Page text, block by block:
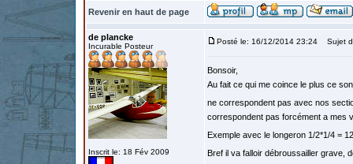
Revenir en haut de page
de plancke
Incurable Posteur
Inscrit le: 18 Fév 2009
Posté le: 16/12/2014 23:24 Sujet
Bonsoir,
Au fait ce qui me coince le plus ce
ne correspondent pas avec nos
correspondent pas forcément a mes
Exemple avec le longeron 1/2*1/4 =
Bref il va falloir débroussailler grave,